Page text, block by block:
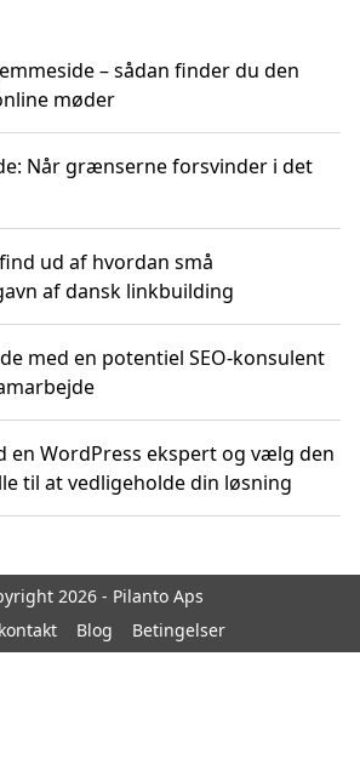
– sådan finder du den
møder
Når grænserne forsvinder i det
ud af hvordan små
af dansk linkbuilding
med en potentiel SEO-konsulent
en WordPress ekspert og vælg den
til at vedligeholde din løsning
2026 - Pilanto Aps
Blog Betingelser